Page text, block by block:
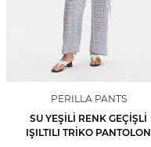
PERILLA PANTS
SU YEŞILI RENK GEÇIŞLI
IŞILTILI TRIKO PANTOLON